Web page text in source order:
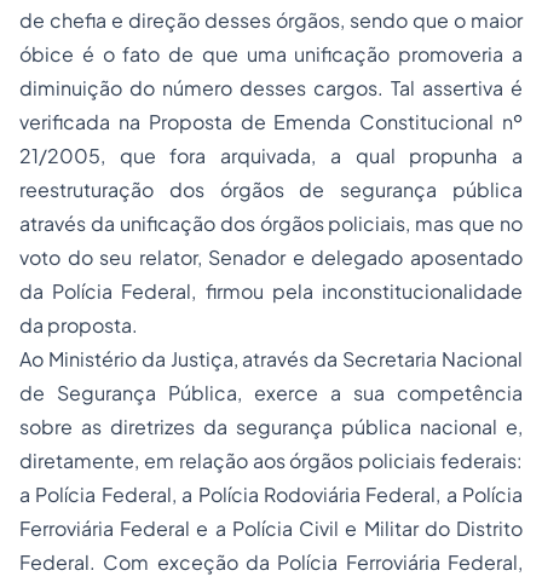
de chefia e direção desses órgãos, sendo que o maior
óbice é o fato de que uma unificação promoveria a
diminuição do número desses cargos. Tal assertiva é
verificada na Proposta de Emenda Constitucional nº
21/2005, que fora arquivada, a qual propunha a
reestruturação dos órgãos de segurança pública
através da unificação dos órgãos policiais, mas que no
voto do seu relator, Senador e delegado aposentado
da Polícia Federal, firmou pela inconstitucionalidade
da proposta.
Ao Ministério da Justiça, através da Secretaria Nacional
de Segurança Pública, exerce a sua competência
sobre as diretrizes da segurança pública nacional e,
diretamente, em relação aos órgãos policiais federais:
a Polícia Federal, a Polícia Rodoviária Federal, a Polícia
Ferroviária Federal e a Polícia Civil e Militar do Distrito
Federal. Com exceção da Polícia Ferroviária Federal,